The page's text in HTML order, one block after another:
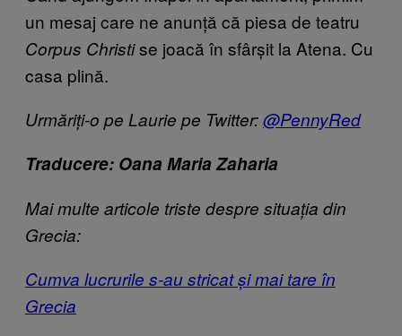
un mesaj care ne anunță că piesa de teatru
Corpus Christise joacă în sfârșit la Atena. Cu
casa plină.
Urmăriți-o pe Laurie pe Twitter:@PennyRed
Traducere: Oana Maria Zaharia
Mai multe articole triste despre situația din
Grecia:
Cumva lucrurile s-au stricat și mai tare în
Grecia